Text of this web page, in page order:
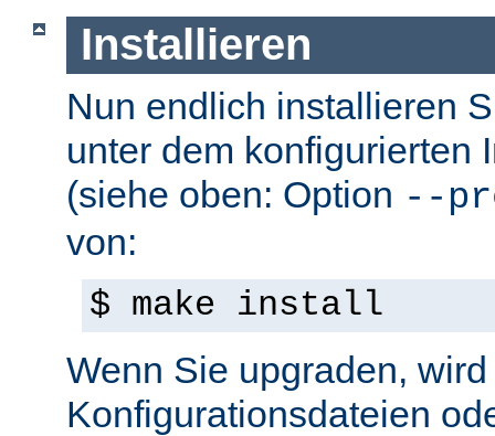
Installieren
Nun endlich installieren
unter dem konfigurierten
(siehe oben: Option --
von:
$ make install
Wenn Sie upgraden,
Konfigurationsdateien